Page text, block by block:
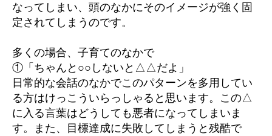
なってしまい、頭のなかにそのイメージが強く固
定されてしまうのです。
多くの場合、子育てのなかで
①「ちゃんと○○しないと△△だよ」
日常的な会話のなかでこのパターンを多用してい
る方はけっこういらっしゃると思います。この△
に入る言葉はどうしても悪者になってしまいま
す。また、目標達成に失敗してしまうと残酷で